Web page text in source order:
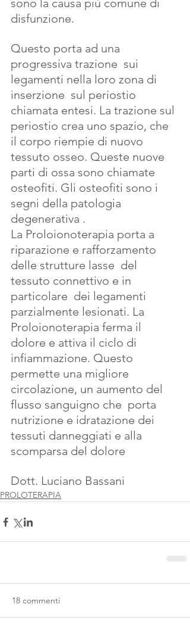
sono la causa più comune di
disfunzione.
Questo porta ad una
progressiva trazione  sui
legamenti nella loro zona di
inserzione  sul periostio
chiamata entesi. La trazione sul
periostio crea uno spazio, che
il corpo riempie di nuovo
tessuto osseo. Queste nuove
parti di ossa sono chiamate
osteofiti. Gli osteofiti sono i
segni della patologia
degenerativa .
La Proloionoterapia porta a
riparazione e rafforzamento
delle strutture lasse  del
tessuto connettivo e in
particolare  dei legamenti
parzialmente lesionati. La
Proloionoterapia ferma il
dolore e attiva il ciclo di
infiammazione. Questo
permette una migliore
circolazione, un aumento del
flusso sanguigno che  porta
nutrizione e idratazione dei
tessuti danneggiati e alla
scomparsa del dolore
Dott. Luciano Bassani
PROLOTERAPIA
18 commenti